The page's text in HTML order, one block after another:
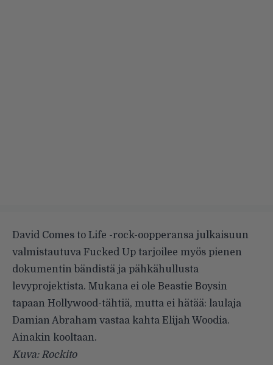
David Comes to Life -rock-oopperansa julkaisuun
valmistautuva Fucked Up tarjoilee myös pienen
dokumentin bändistä ja pähkähullusta
levyprojektista. Mukana ei ole Beastie Boysin
tapaan Hollywood-tähtiä, mutta ei hätää: laulaja
Damian Abraham vastaa kahta Elijah Woodia.
Ainakin kooltaan.
Kuva: Rockito